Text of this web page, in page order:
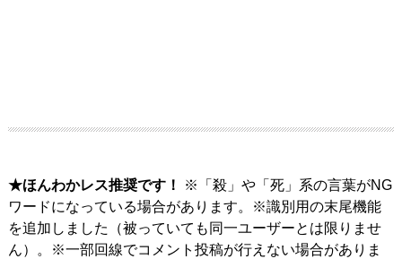
★ほんわかレス推奨です！
※「殺」や「死」系の言葉がNG
ワードになっている場合があります。※識別用の末尾機能
を追加しました（被っていても同一ユーザーとは限りませ
ん）。※一部回線でコメント投稿が行えない場合がありま